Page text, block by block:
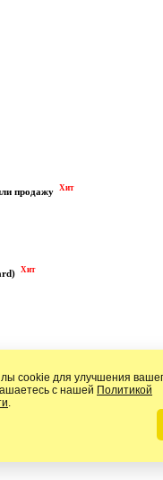
продажу Хит
Хит
cookie для улучшения
с нашей Политикой
.